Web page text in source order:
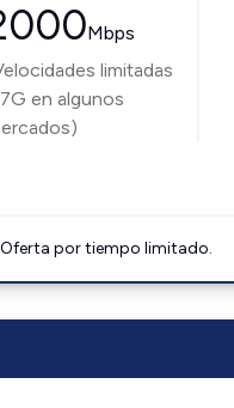
Mbps
limitadas
en algunos
Oferta por tiempo limitado.